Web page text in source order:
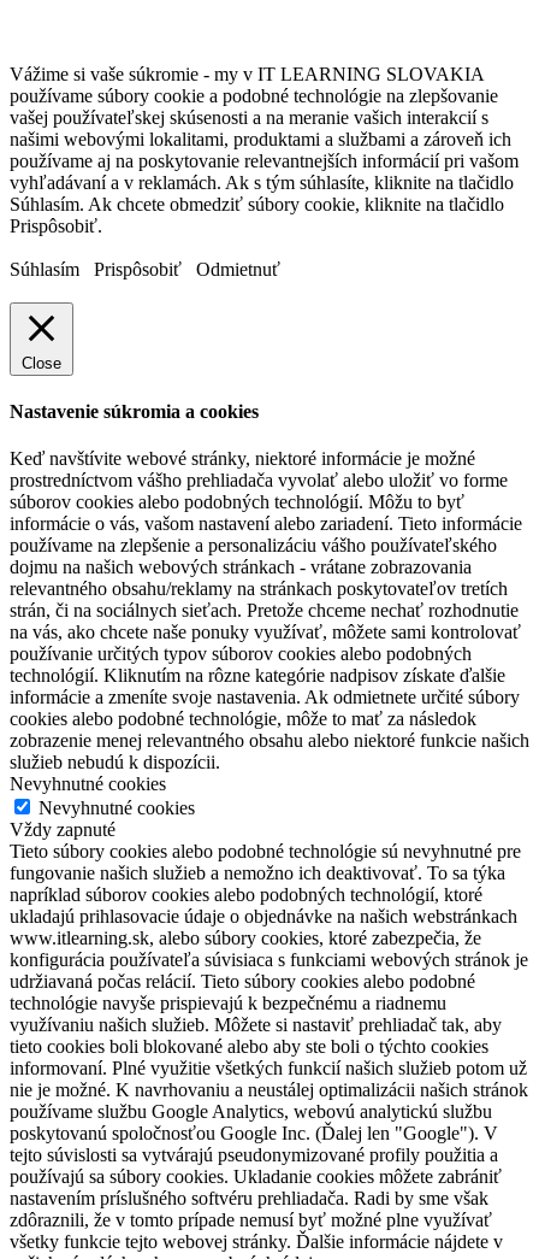
Vážime si vaše súkromie - my v IT LEARNING SLOVAKIA
používame súbory cookie a podobné technológie na zlepšovanie
vašej používateľskej skúsenosti a na meranie vašich interakcií s
našimi webovými lokalitami, produktami a službami a zároveň ich
používame aj na poskytovanie relevantnejších informácií pri vašom
vyhľadávaní a v reklamách. Ak s tým súhlasíte, kliknite na tlačidlo
Súhlasím. Ak chcete obmedziť súbory cookie, kliknite na tlačidlo
Prispôsobiť.
Súhlasím Prispôsobiť Odmietnuť
Close
Nastavenie súkromia a cookies
Keď navštívite webové stránky, niektoré informácie je možné
prostredníctvom vášho prehliadača vyvolať alebo uložiť vo forme
súborov cookies alebo podobných technológií. Môžu to byť
informácie o vás, vašom nastavení alebo zariadení. Tieto informácie
používame na zlepšenie a personalizáciu vášho používateľského
dojmu na našich webových stránkach - vrátane zobrazovania
relevantného obsahu/reklamy na stránkach poskytovateľov tretích
strán, či na sociálnych sieťach. Pretože chceme nechať rozhodnutie
na vás, ako chcete naše ponuky využívať, môžete sami kontrolovať
používanie určitých typov súborov cookies alebo podobných
technológií. Kliknutím na rôzne kategórie nadpisov získate ďalšie
informácie a zmeníte svoje nastavenia. Ak odmietnete určité súbory
cookies alebo podobné technológie, môže to mať za následok
zobrazenie menej relevantného obsahu alebo niektoré funkcie našich
služieb nebudú k dispozícii.
Nevyhnutné cookies
Nevyhnutné cookies
Vždy zapnuté
Tieto súbory cookies alebo podobné technológie sú nevyhnutné pre
fungovanie našich služieb a nemožno ich deaktivovať. To sa týka
napríklad súborov cookies alebo podobných technológií, ktoré
ukladajú prihlasovacie údaje o objednávke na našich webstránkach
www.itlearning.sk, alebo súbory cookies, ktoré zabezpečia, že
konfigurácia používateľa súvisiaca s funkciami webových stránok je
udržiavaná počas relácií. Tieto súbory cookies alebo podobné
technológie navyše prispievajú k bezpečnému a riadnemu
využívaniu našich služieb. Môžete si nastaviť prehliadač tak, aby
tieto cookies boli blokované alebo aby ste boli o týchto cookies
informovaní. Plné využitie všetkých funkcií našich služieb potom už
nie je možné. K navrhovaniu a neustálej optimalizácii našich stránok
používame službu Google Analytics, webovú analytickú službu
poskytovanú spoločnosťou Google Inc. (Ďalej len "Google"). V
tejto súvislosti sa vytvárajú pseudonymizované profily použitia a
používajú sa súbory cookies. Ukladanie cookies môžete zabrániť
nastavením príslušného softvéru prehliadača. Radi by sme však
zdôraznili, že v tomto prípade nemusí byť možné plne využívať
všetky funkcie tejto webovej stránky. Ďalšie informácie nájdete v